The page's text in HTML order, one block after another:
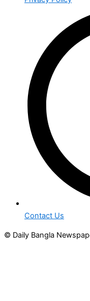
Contact Us
© Daily Bangla